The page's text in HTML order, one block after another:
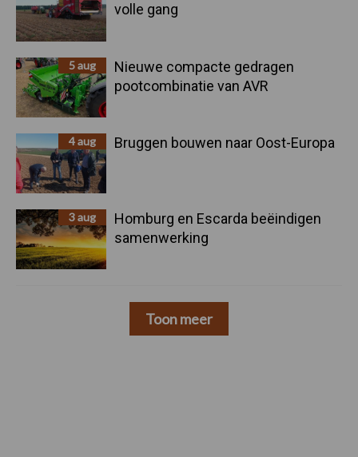
volle gang
5 aug
Nieuwe compacte gedragen
pootcombinatie van AVR
4 aug Bruggen bouwen naar Oost-Europa
3 aug
Homburg en Escarda beëindigen
samenwerking
Toon meer